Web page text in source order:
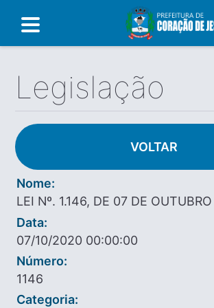
Legislação
VOLTAR
Nome:
LEI Nº. 1.146, DE 07 DE
Data:
07/10/2020 00:00:00
Número:
1146
Categoria: